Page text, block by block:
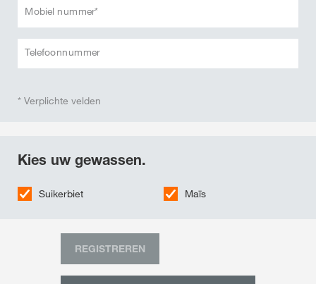
Mobiel nummer*
Telefoonnummer
* Verplichte velden
Kies uw gewassen.
Suikerbiet Maïs
REGISTREREN